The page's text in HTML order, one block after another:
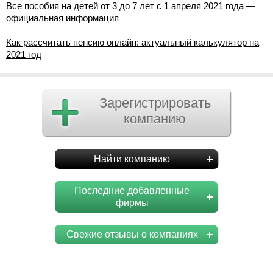
Все пособия на детей от 3 до 7 лет с 1 апреля 2021 года —
официальная информация
Как рассчитать пенсию онлайн: актуальный калькулятор на
2021 год
Зарегистрировать
компанию
Найти компанию
Последние добавленные
фирмы
Свежие отзывы о компаниях